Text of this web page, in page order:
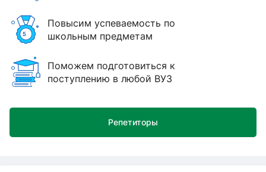
Повысим успеваемость по
школьным предметам
Поможем подготовиться к
поступлению в любой ВУЗ
Репетиторы